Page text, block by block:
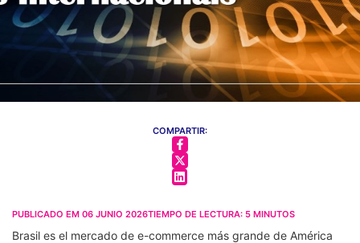
COMPARTIR:
PUBLICADO EM 06 JUNIO 2026TIEMPO DE LECTURA: 5 MINUTOS
Brasil es el mercado de e-commerce más grande de América